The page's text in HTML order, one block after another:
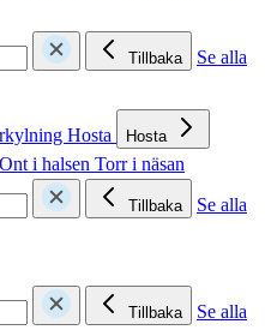
Tillbaka
Se alla
Hosta Hosta
Ont i halsen Torr i näsan
Tillbaka
Se alla
Tillbaka
Se alla